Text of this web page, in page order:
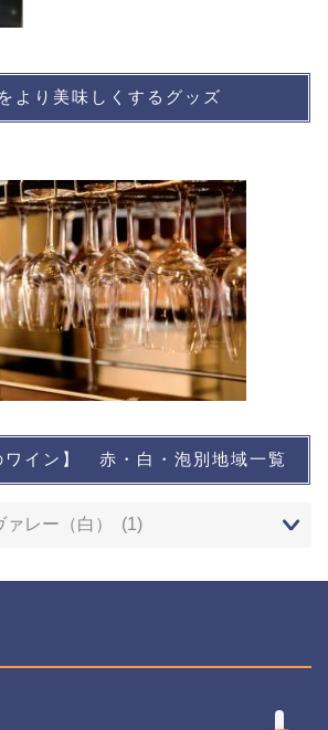
より美味しくするグッズ
ワイン】 赤・白・泡別地域一覧
想い出に残るワイン
レストランなど